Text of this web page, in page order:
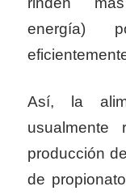
energía)
Así, la
producción
de